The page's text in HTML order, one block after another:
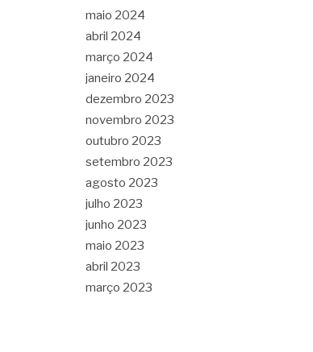
maio 2024
abril 2024
março 2024
janeiro 2024
dezembro 2023
novembro 2023
outubro 2023
setembro 2023
agosto 2023
julho 2023
junho 2023
maio 2023
abril 2023
março 2023